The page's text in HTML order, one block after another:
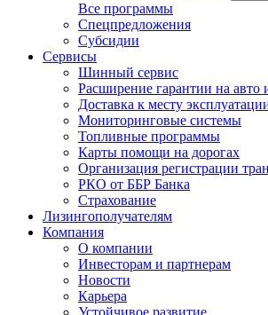
Все программы
Спецпредложения
Субсидии
Сервисы
Шинный сервис
Расширение гарантии на авто
Доставка к месту
Мониторинговые системы
Топливные программы
Карты помощи на дорогах
Организация регистрации
РКО от ББР Банка
Страхование
Лизингополучателям
Компания
О компании
Инвесторам и партнерам
Новости
Карьера
Устойчивое развитие